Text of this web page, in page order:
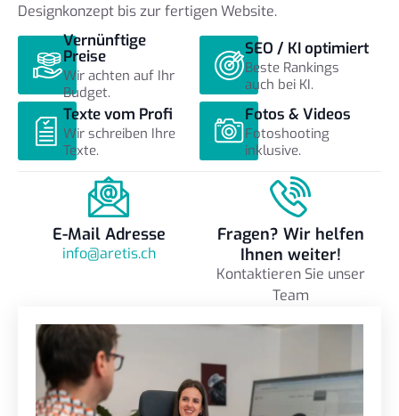
Designkonzept bis zur fertigen Website.
Vernünftige
Preise
Wir achten auf Ihr
Budget.
SEO / KI optimiert
Beste Rankings
auch bei KI.
Texte vom Profi
Wir schreiben Ihre
Texte.
Fotos & Videos
Fotoshooting
inklusive.
E-Mail Adresse
info@aretis.ch
Fragen? Wir helfen
Ihnen weiter!
Kontaktieren Sie unser
Team